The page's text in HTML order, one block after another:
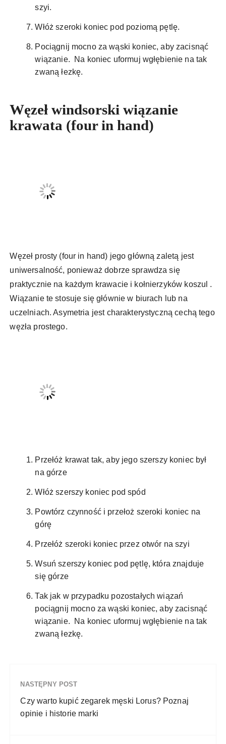
szyi.
Włóż szeroki koniec pod poziomą pętlę.
Pociągnij mocno za wąski koniec, aby zacisnąć
wiązanie. Na koniec uformuj wgłębienie na tak
zwaną łezkę.
Węzeł windsorski wiązanie
krawata (four in hand)
Węzeł prosty (four in hand) jego główną zaletą jest
uniwersalność, ponieważ dobrze sprawdza się
praktycznie na każdym krawacie i kołnierzyków koszul .
Wiązanie te stosuje się głównie w biurach lub na
uczelniach. Asymetria jest charakterystyczną cechą tego
węzła prostego.
Przełóż krawat tak, aby jego szerszy koniec był
na górze
Włóż szerszy koniec pod spód
Powtórz czynność i przełoż szeroki koniec na
górę
Przełóż szeroki koniec przez otwór na szyi
Wsuń szerszy koniec pod pętlę, która znajduje
się górze
Tak jak w przypadku pozostałych wiązań
pociągnij mocno za wąski koniec, aby zacisnąć
wiązanie. Na koniec uformuj wgłębienie na tak
zwaną łezkę.
NASTĘPNY POST
Czy warto kupić zegarek męski Lorus? Poznaj
opinie i historie marki